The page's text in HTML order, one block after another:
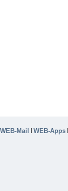
WEB-Mail WEB-Apps